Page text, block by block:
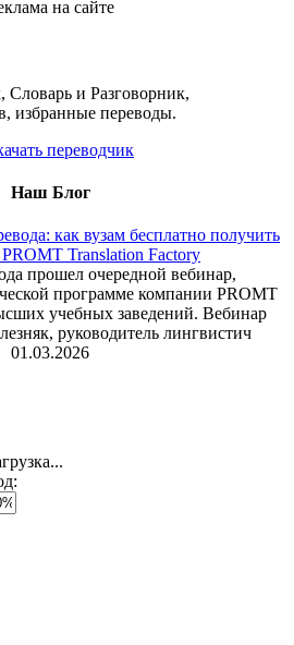
на сайте
Словарь и Разговорник,
избранные переводы.
Наш Блог
как вузам бесплатно получить
Translation Factory
прошел очередной вебинар,
программе компании PROMT
учебных заведений. Вебинар
руководитель лингвистич
01.03.2026